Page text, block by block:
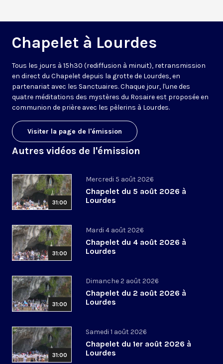
Chapelet à Lourdes
Tous les jours à 15h30 (rediffusion à minuit), retransmission
en direct du Chapelet depuis la grotte de Lourdes, en
partenariat avec les Sanctuaires. Chaque jour, l'une des
quatre méditations des mystères du Rosaire est proposée en
communion de prière avec les pèlerins à Lourdes.
Visiter la page de l'émission
Autres vidéos de l'émission
31:00
Mercredi 5 août 2026
Chapelet du 5 août 2026 à
Lourdes
31:00
Mardi 4 août 2026
Chapelet du 4 août 2026 à
Lourdes
31:00
Dimanche 2 août 2026
Chapelet du 2 août 2026 à
Lourdes
31:00
Samedi 1 août 2026
Chapelet du 1er août 2026 à
Lourdes